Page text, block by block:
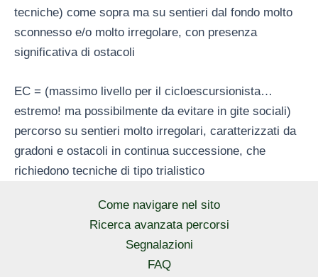
tecniche) come sopra ma su sentieri dal fondo molto
sconnesso e/o molto irregolare, con presenza
significativa di ostacoli
EC = (massimo livello per il cicloescursionista…
estremo! ma possibilmente da evitare in gite sociali)
percorso su sentieri molto irregolari, caratterizzati da
gradoni e ostacoli in continua successione, che
richiedono tecniche di tipo trialistico
Come navigare nel sito
Ricerca avanzata percorsi
Segnalazioni
FAQ